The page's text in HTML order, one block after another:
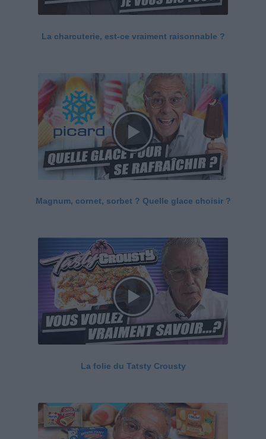
La charcuterie, est-ce vraiment raisonnable ?
Magnum, cornet, sorbet ? Quelle glace choisir ?
La folie du Tatsty Crousty